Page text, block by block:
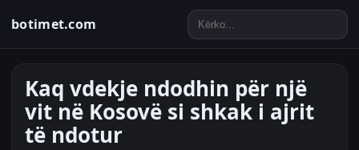
botimet.com
Kaq vdekje ndodhin për një
vit në Kosovë si shkak i ajrit
të ndotur